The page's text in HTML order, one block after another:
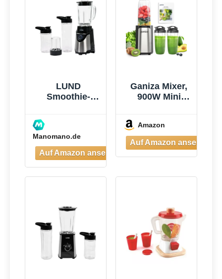
LUND
Smoothie-
Manomano.de
Ganiza Mixer,
900W Mini
Standmixer mit
3 Tragbare
Mixbechern(2×
500ml &
Vierklingenklin
Frei, Leicht zu
Reinigen,
Blender
elektrisch für
Shake,
Amazon